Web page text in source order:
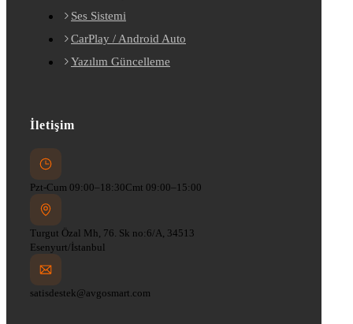
Ses Sistemi
CarPlay / Android Auto
Yazılım Güncelleme
İletişim
Pzt-Cum 09:00–18:30Cmt 09:00–15:00
Turgut Özal Mh, 76. Sk no:6/A, 34513
Esenyurt/İstanbul
satisdestek@avgosmart.com